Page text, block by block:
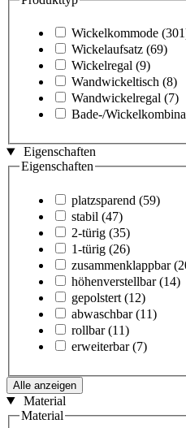
Wickelkommode
Wickelaufsatz (69)
Wickelregal (9)
Wandwickeltisch (8)
Wandwickelregal (7)
Bade-/
Eigenschaften
Eigenschaften
platzsparend (59)
stabil (47)
2-türig (35)
1-türig (26)
zusammenklappbar
höhenverstellbar (14)
gepolstert (12)
abwaschbar (11)
rollbar (11)
erweiterbar (7)
Alle anzeigen
Material
Material